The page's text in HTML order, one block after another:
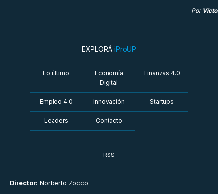
Por
Director: Norberto Zocco
EXPLORÁ iProUP
Lo último
Economía
Digital
Finanzas 4.0
Empleo 4.0 Innovación Startups
Leaders Contacto
RSS